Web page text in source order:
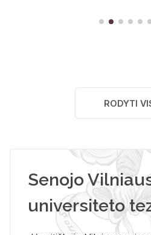
RODYTI
Senojo
universiteto